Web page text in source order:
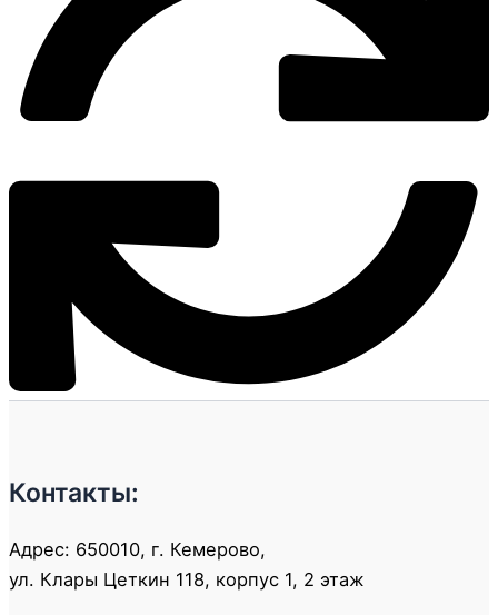
Контакты:
Адрес: 650010, г. Кемерово,
ул. Клары Цеткин 118, корпус 1, 2 этаж